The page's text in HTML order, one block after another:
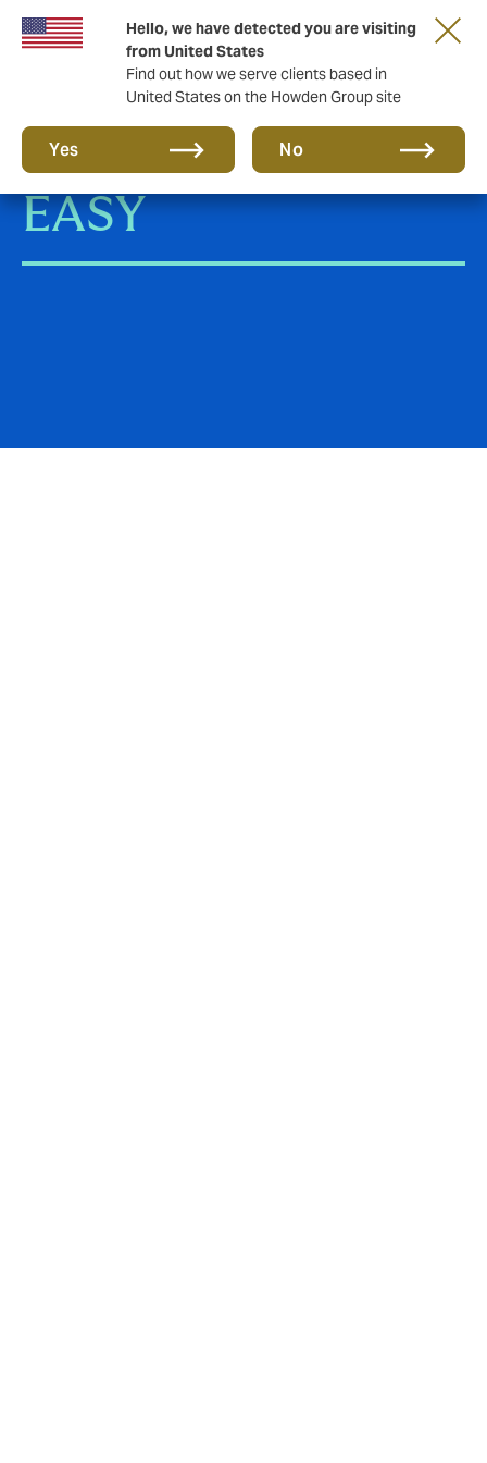
Hello, we have detected you are visiting
from United States
Find out how we serve clients based in
United States on the Howden Group site
Yes No
EV CHARGER
EASY